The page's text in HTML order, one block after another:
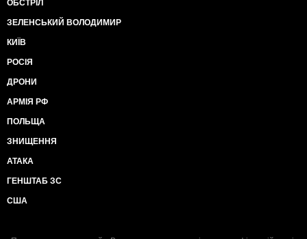
ОБСТРІЛ
ЗЕЛЕНСЬКИЙ ВОЛОДИМИР
КИЇВ
РОСІЯ
ДРОНИ
АРМІЯ РФ
ПОЛЬЩА
ЗНИЩЕННЯ
АТАКА
ГЕНШТАБ ЗС
США